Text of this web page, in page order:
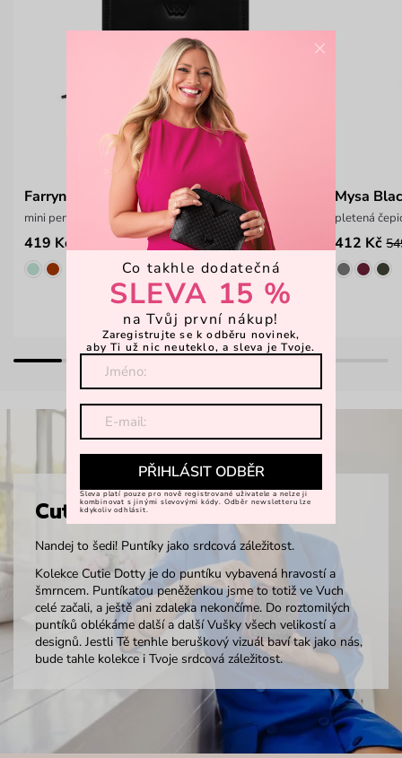
Farryn Mini Black
mini peněženka na zip
419 Kč
Mysa
pletená
412 Kč
Cutie dotty
Nandej to šedi! Puntíky jako srdcová záležitost.
Kolekce Cutie Dotty je do puntíku vybavená hravostí a
šmrncem. Puntíkatou peněženkou jsme to totiž ve Vuch
celé začali, a ještě ani zdaleka nekončíme. Do roztomilých
puntíků oblékáme další a další Vušky všech velikostí a
designů. Jestli Tě tenhle beruškový vizuál baví tak jako nás,
bude tahle kolekce i Tvoje srdcová záležitost.
×
Co takhle dodatečná
SLEVA 15 %
na Tvůj první nákup!
Zaregistrujte se k odběru novinek,
aby Ti už nic neuteklo, a sleva je Tvoje.
PŘIHLÁSIT ODBĚR
Sleva platí pouze pro nově registrované uživatele a nelze ji
kombinovat s jinými slevovými kódy. Odběr newsletteru lze
kdykoliv odhlásit.